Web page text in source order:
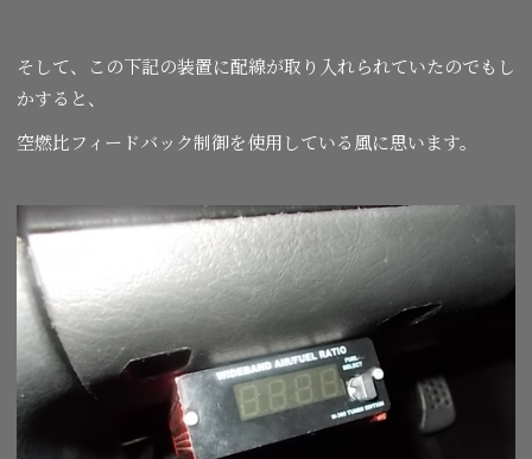
そして、この下記の装置に配線が取り入れられていたのでもし
かすると、
空燃比フィードバック制御を使用している風に思います。